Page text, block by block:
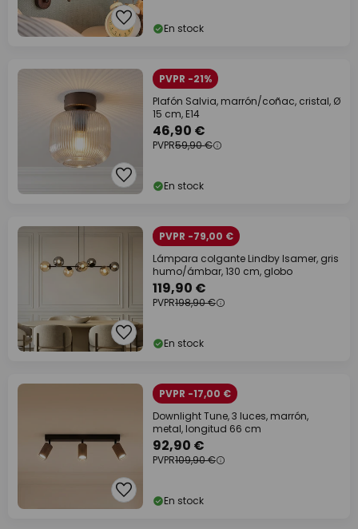
En stock
PVPR -21%
Plafón Salvia, marrón/coñac, cristal, Ø
15 cm, E14
46,90 €
PVPR59,90 €
En stock
PVPR -79,00 €
Lámpara colgante Lindby Isamer, gris
humo/ámbar, 130 cm, globo
119,90 €
PVPR198,90 €
En stock
PVPR -17,00 €
Downlight Tune, 3 luces, marrón,
metal, longitud 66 cm
92,90 €
PVPR109,90 €
En stock